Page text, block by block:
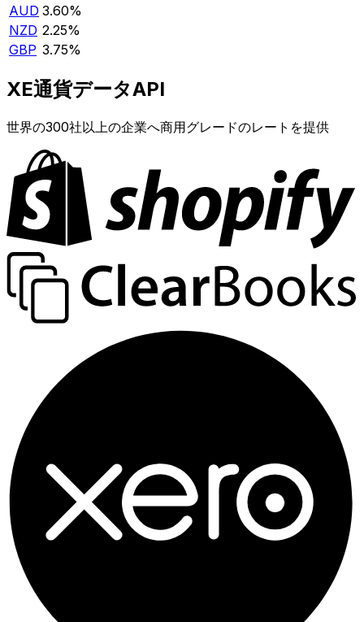
AUD 3.60%
NZD 2.25%
GBP 3.75%
XE通貨データAPI
世界の300社以上の企業へ商用グレードのレートを提供